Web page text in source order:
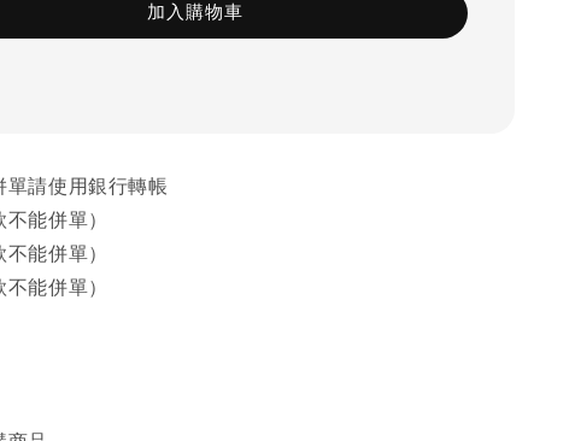
加入購物車
單請使用銀行轉帳
不能併單）
不能併單）
不能併單）